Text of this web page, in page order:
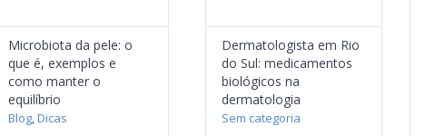
Microbiota da pele: o
que é, exemplos e
como manter o
equilíbrio
Blog,Dicas
Dermatologista em Rio
do Sul: medicamentos
biológicos na
dermatologia
Sem categoria